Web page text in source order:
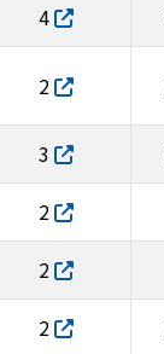
4
2
3
2
2
2